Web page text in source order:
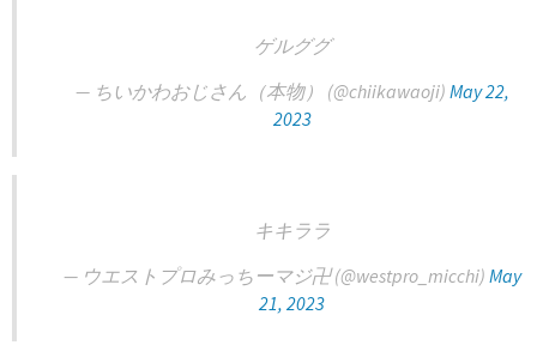
ゲルググ
— ちいかわおじさん（本物） (@chiikawaoji) May 22,
2023
キキララ
— ウエストプロみっちーマジ卍 (@westpro_micchi) May
21, 2023